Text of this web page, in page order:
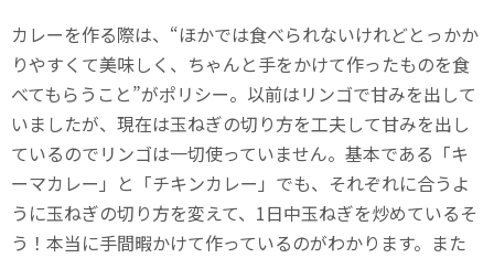
カレーを作る際は、“ほかでは食べられないけれどとっかか
りやすくて美味しく、ちゃんと手をかけて作ったものを食
べてもらうこと”がポリシー。以前はリンゴで甘みを出して
いましたが、現在は玉ねぎの切り方を工夫して甘みを出し
ているのでリンゴは一切使っていません。基本である「キ
ーマカレー」と「チキンカレー」でも、それぞれに合うよ
うに玉ねぎの切り方を変えて、1日中玉ねぎを炒めているそ
う！本当に手間暇かけて作っているのがわかります。また